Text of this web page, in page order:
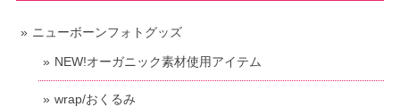
ニューボーンフォトグッズ
NEW!オーガニック素材使用アイテム
wrap/おくるみ